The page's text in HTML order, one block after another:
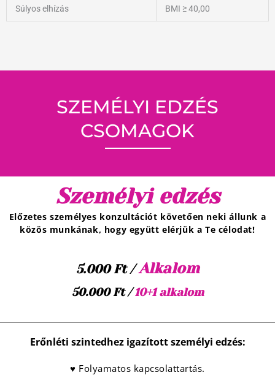
Súlyos elhízás BMI ≥ 40,00
SZEMÉLYI EDZÉS
CSOMAGOK
Személyi edzés
Előzetes személyes konzultációt követően neki állunk a
közös munkának, hogy együtt elérjük a Te célodat!
5.000 Ft /Alkalom
50.000 Ft /10+1 alkalom
Erőnléti szintedhez igazított személyi edzés:
♥ Folyamatos kapcsolattartás.